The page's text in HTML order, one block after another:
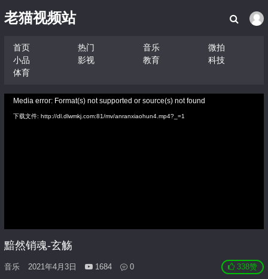
老猫视频站
首页 热门 音乐
微拍
小品
影视 教育
科技
体育
Media error: Format(s) not supported or source(s) not found
下载文件: http://dl.dlwmkj.com:81/mv/anranxiaohun4.mp4?_=1
黯然销魂-玄觞
音乐 2021年4月3日 1684 0 338赞